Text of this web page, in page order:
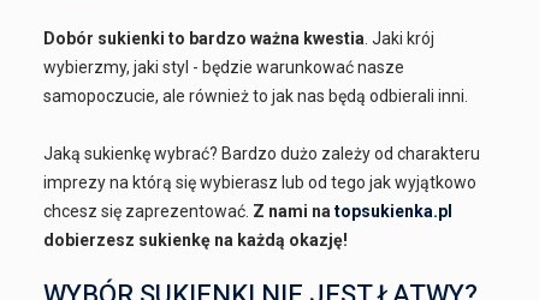
Dobór sukienki to bardzo ważna kwestia . Jaki krój
wybierzmy, jaki styl - będzie warunkować nasze
samopoczucie, ale również to jak nas będą odbierali inni.
Jaką sukienkę wybrać? Bardzo dużo zależy od charakteru
imprezy na którą się wybierasz lub od tego jak wyjątkowo
chcesz się zaprezentować. Z nami natopsukienka.pl
dobierzesz sukienkę na każdą okazję!